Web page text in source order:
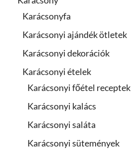
Karácsonyfa
Karácsonyi ajándék ötletek
Karácsonyi dekorációk
Karácsonyi ételek
Karácsonyi főétel receptek
Karácsonyi kalács
Karácsonyi saláta
Karácsonyi sütemények